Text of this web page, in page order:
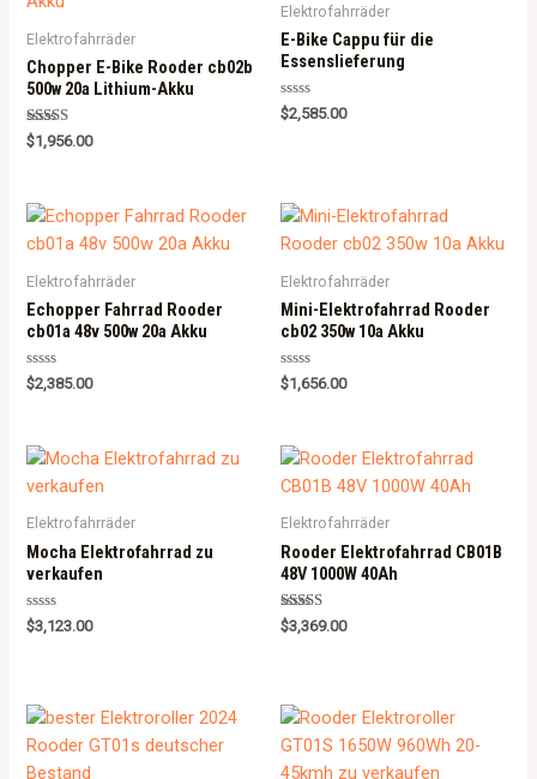
Elektrofahrräder
Chopper E-Bike Rooder cb02b
500w 20a Lithium-Akku
Rated
5.00
$1,956.00
Elektrofahrräder
E-Bike Cappu für die
Essenslieferung
R
a
u
t
o
f
$2,585.00
Elektrofahrräder
Echopper Fahrrad Rooder
cb01a 48v 500w 20a Akku
R
a
0
o
u
t
f
$2,385.00
Elektrofahrräder
Mini-Elektrofahrrad Rooder
cb02 350w 10a Akku
R
a
0
o
u
t
f
$1,656.00
Elektrofahrräder
Mocha Elektrofahrrad zu
verkaufen
R
a
o
u
t
o
f
$3,123.00
Elektrofahrräder
Rooder Elektrofahrrad CB01B
48V 1000W 40Ah
Rated
5.00
$3,369.00